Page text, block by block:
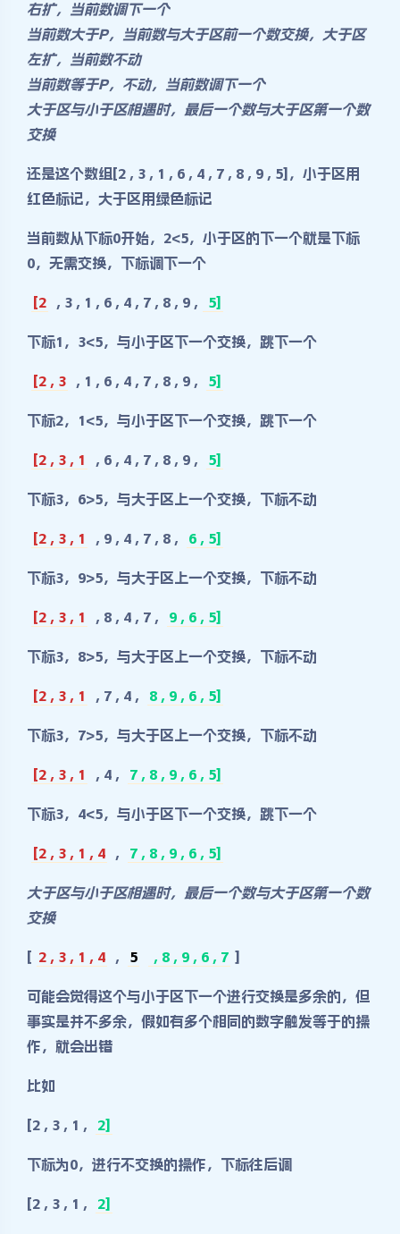
右扩，当前数调下一个
当前数大于P，当前数与大于区前一个数交换，大于区
左扩，当前数不动
当前数等于P，不动，当前数调下一个
大于区与小于区相遇时，最后一个数与大于区第一个数
交换
还是这个数组[2 , 3 , 1 , 6 , 4 , 7 , 8 , 9 , 5]，小于区用
红色标记，大于区用绿色标记
当前数从下标0开始，2<5，小于区的下一个就是下标
0，无需交换，下标调下一个
[2 , 3 , 1 , 6 , 4 , 7 , 8 , 9 , 5]
下标1，3<5，与小于区下一个交换，跳下一个
[2 , 3 , 1 , 6 , 4 , 7 , 8 , 9 , 5]
下标2，1<5，与小于区下一个交换，跳下一个
[2 , 3 , 1 , 6 , 4 , 7 , 8 , 9 , 5]
下标3，6>5，与大于区上一个交换，下标不动
[2 , 3 , 1 , 9 , 4 , 7 , 8 , 6 , 5]
下标3，9>5，与大于区上一个交换，下标不动
[2 , 3 , 1 , 8 , 4 , 7 , 9 , 6 , 5]
下标3，8>5，与大于区上一个交换，下标不动
[2 , 3 , 1 , 7 , 4 , 8 , 9 , 6 , 5]
下标3，7>5，与大于区上一个交换，下标不动
[2 , 3 , 1 , 4 , 7 , 8 , 9 , 6 , 5]
下标3，4<5，与小于区下一个交换，跳下一个
[2 , 3 , 1 , 4 , 7 , 8 , 9 , 6 , 5]
大于区与小于区相遇时，最后一个数与大于区第一个数
交换
[ 2 , 3 , 1 , 4 , 5 , 8 , 9 , 6 , 7 ]
可能会觉得这个与小于区下一个进行交换是多余的，但
事实是并不多余，假如有多个相同的数字触发等于的操
作，就会出错
比如
[2 , 3 , 1 , 2]
下标为0，进行不交换的操作，下标往后调
[2 , 3 , 1 , 2]